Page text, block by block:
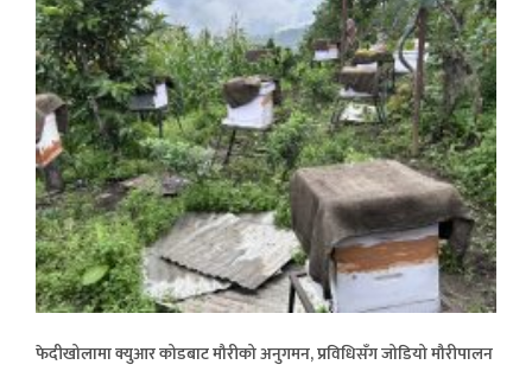
फेदीखोलामा क्युआर कोडबाट मौरीको अनुगमन, प्रविधिसँग जोडियो मौरीपालन